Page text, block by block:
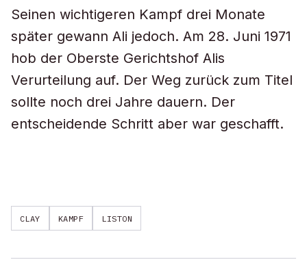
Seinen wichtigeren Kampf drei Monate
später gewann Ali jedoch. Am 28. Juni 1971
hob der Oberste Gerichtshof Alis
Verurteilung auf. Der Weg zurück zum Titel
sollte noch drei Jahre dauern. Der
entscheidende Schritt aber war geschafft.
CLAY KAMPF LISTON